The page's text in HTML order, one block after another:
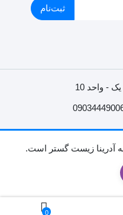
ثبت‌نام
- واحد 10
آدرینا زیست گستر است.
0